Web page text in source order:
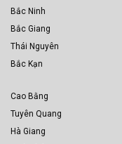
Bắc Ninh
Bắc Giang
Thái Nguyên
Bắc Kạn
Cao Bằng
Tuyên Quang
Hà Giang